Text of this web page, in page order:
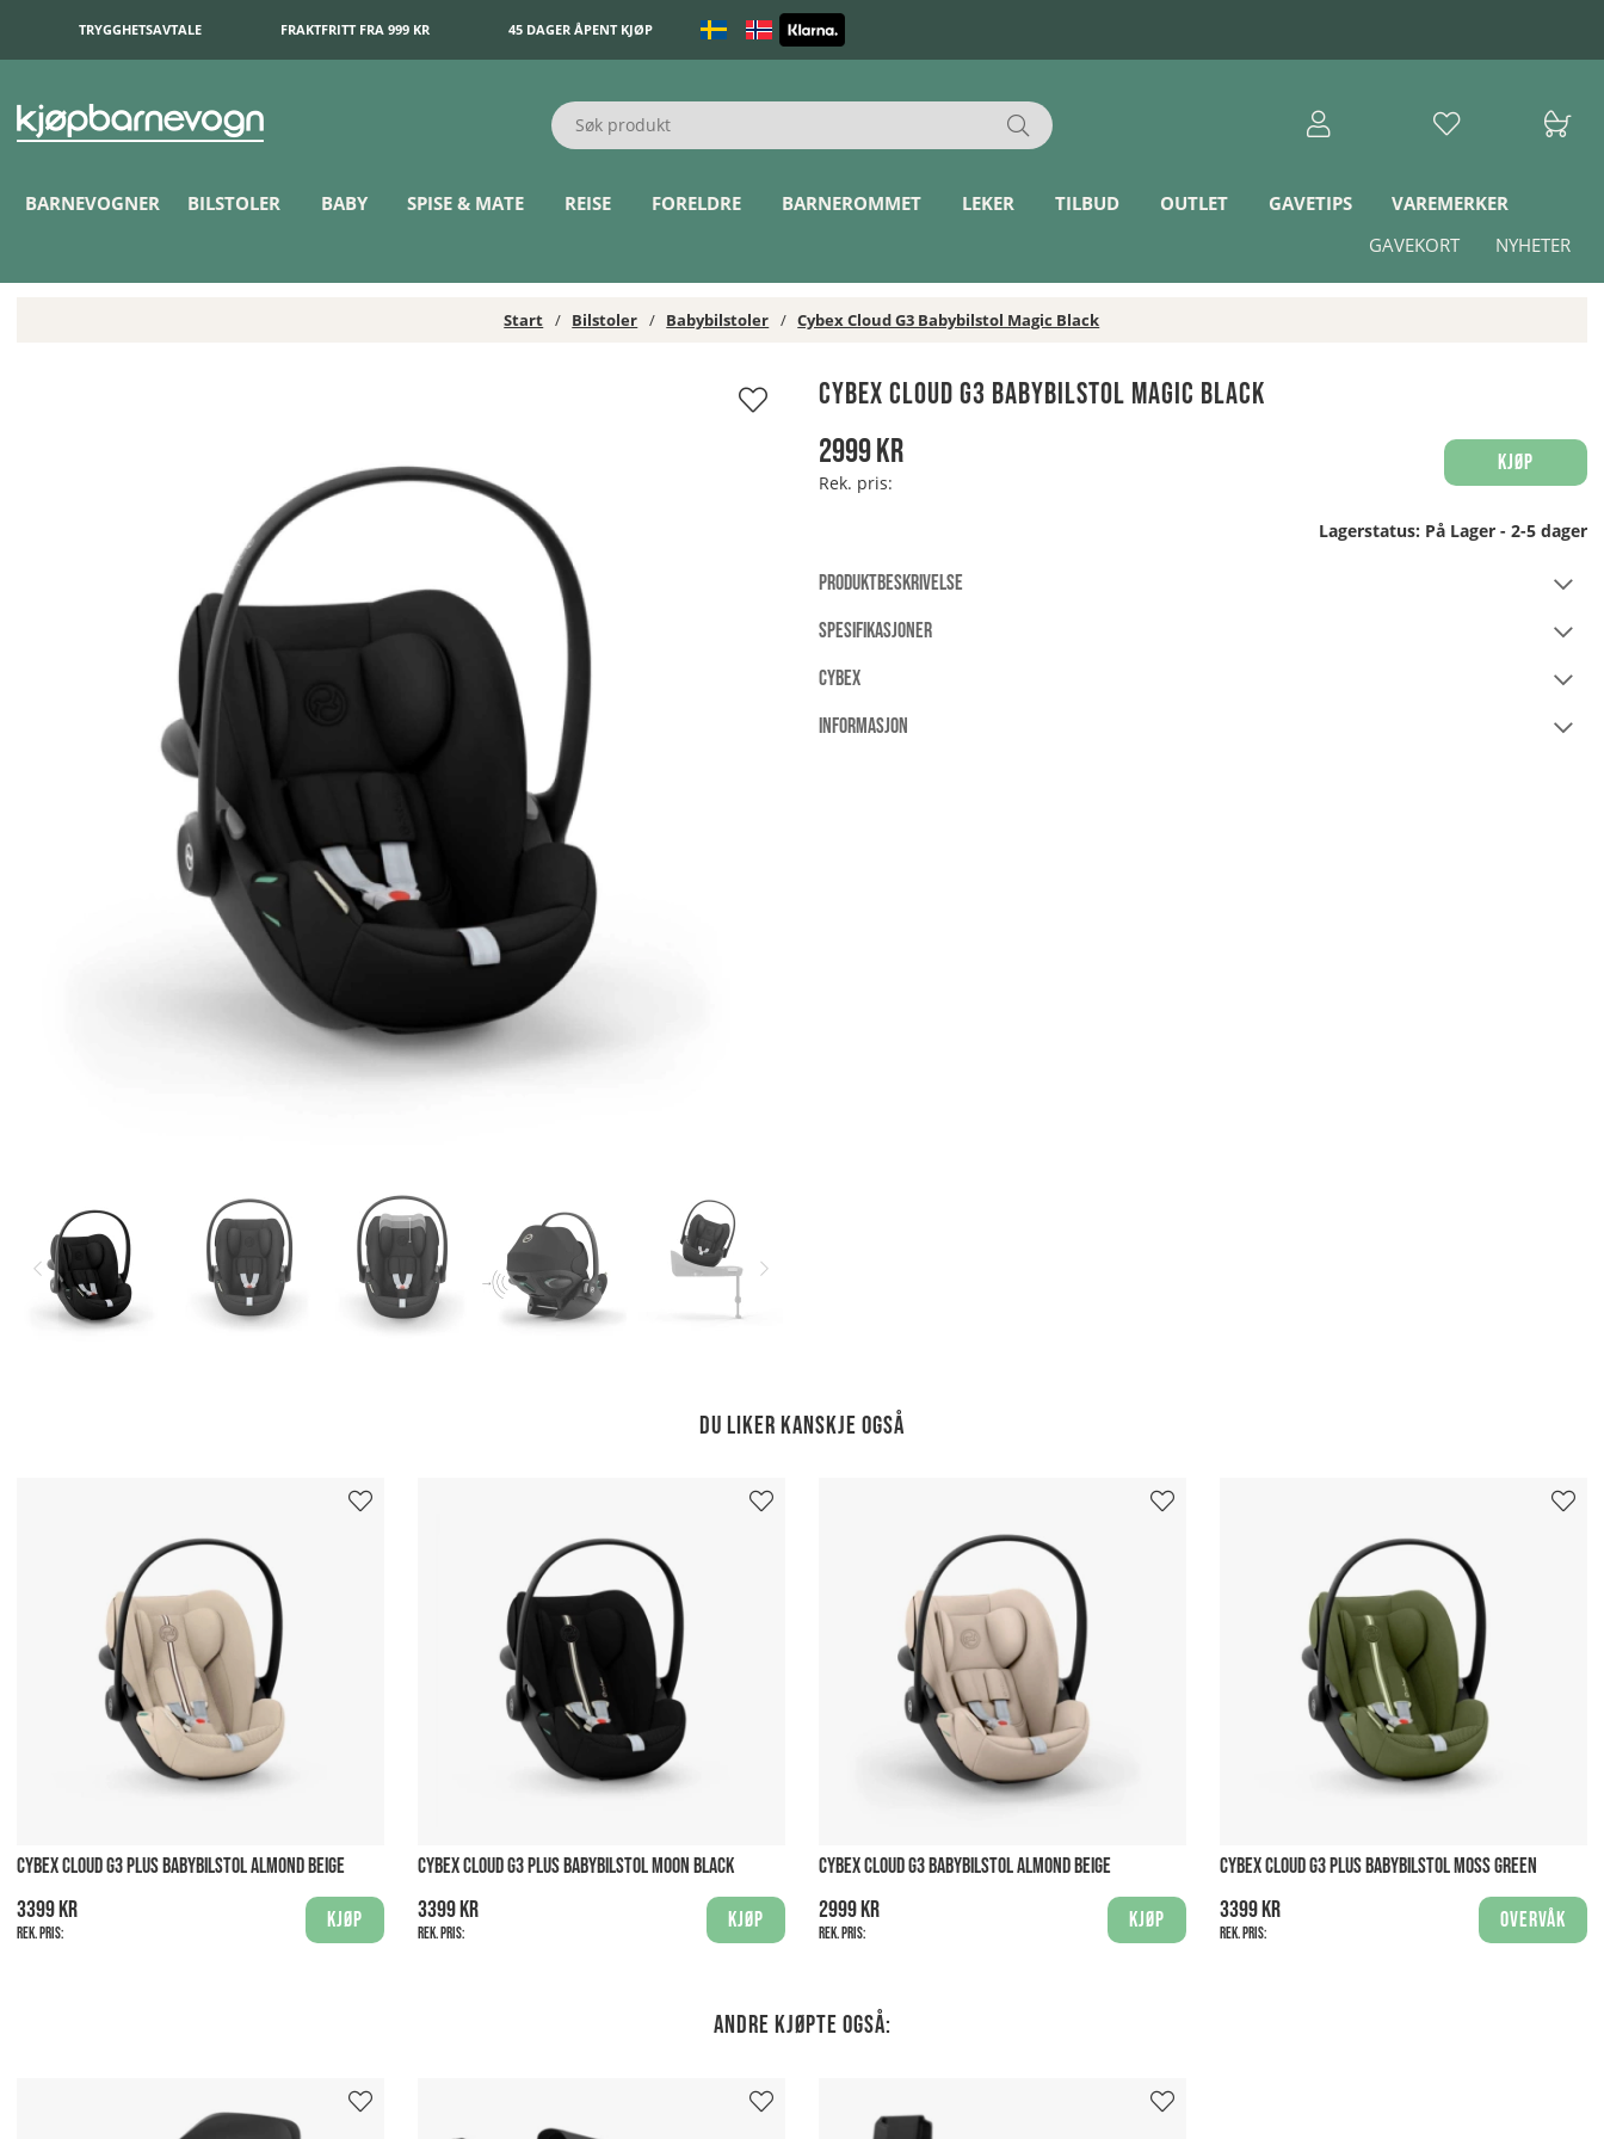
TRYGGHETSAVTALE FRAKTFRITT FRA 999 KR 45 DAGER ÅPENT KJØP
BARNEVOGNER BILSTOLER BABY SPISE & MATE REISE FORELDRE BARNEROMMET LEKER TILBUD OUTLET GAVETIPS
VAREMERKER
NYHETER
GAVEKORT
Start Bilstoler Babybilstoler Cybex Cloud G3 Babybilstol Magic Black
Cybex Cloud G3 Babybilstol Magic Black
2999kr
Rek. pris:
Kjøp
Lagerstatus: På Lager - 2-5 dager
PRODUKTBESKRIVELSE
SPESIFIKASJONER
CYBEX
INFORMASJON
Du liker kanskje også
CYBEX CLOUD G3 PLUS BABYBILSTOL ALMOND BEIGE
3399 kr
Rek. pris:
Kjøp
CYBEX CLOUD G3 PLUS BABYBILSTOL MOON BLACK
3399 kr
Rek. pris:
Kjøp
CYBEX CLOUD G3 BABYBILSTOL ALMOND BEIGE
2999 kr
Rek. pris:
Kjøp
CYBEX CLOUD G3 PLUS BABYBILSTOL MOSS GREEN
3399 kr
Rek. pris:
Overvåk
Andre kjøpte også: